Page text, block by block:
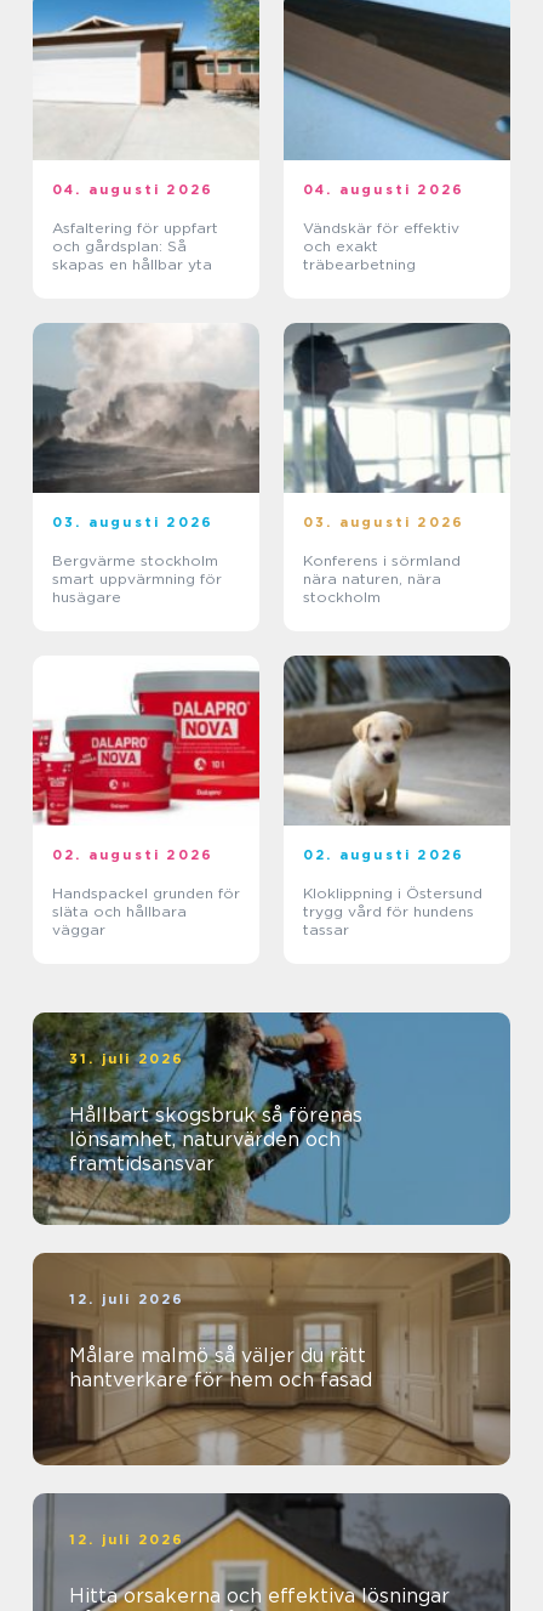
04. augusti 2026
Asfaltering för uppfart
och gårdsplan: Så
skapas en hållbar yta
04. augusti 2026
Vändskär för effektiv
och exakt
träbearbetning
03. augusti 2026
Bergvärme stockholm
smart uppvärmning för
husägare
03. augusti 2026
Konferens i sörmland
nära naturen, nära
stockholm
02. augusti 2026
Handspackel grunden för
släta och hållbara
väggar
02. augusti 2026
Kloklippning i Östersund
trygg vård för hundens
tassar
31. juli 2026
Hållbart skogsbruk så förenas
lönsamhet, naturvärden och
framtidsansvar
12. juli 2026
Målare malmö så väljer du rätt
hantverkare för hem och fasad
12. juli 2026
Hitta orsakerna och effektiva lösningar